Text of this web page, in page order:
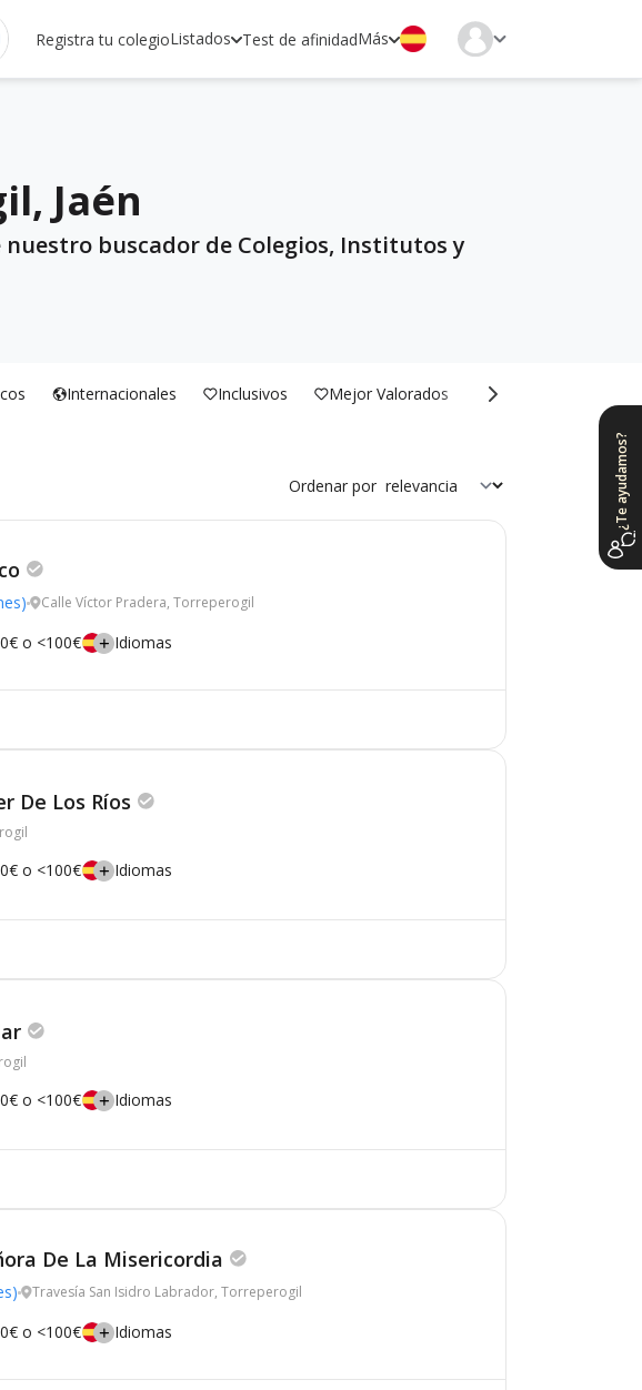
Registra tu colegioListados Test de afinidadMás
Jaén
buscador de Colegios, Institutos y
Internacionales Inclusivos Mejor Valorados Bilingües
Ordenar por
Calle Víctor Pradera, Torreperogil
0€ o <100€ Idiomas
De Los Ríos
0€ o <100€ Idiomas
0€ o <100€ Idiomas
De La Misericordia
Travesía San Isidro Labrador, Torreperogil
0€ o <100€ Idiomas
¿Te ayudamos?